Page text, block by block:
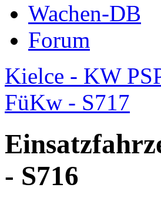
Wachen-DB
Forum
Kielce - KW
FüKw - S717
- S716